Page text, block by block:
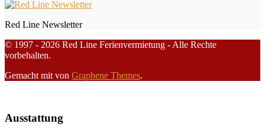
Red Line Newsletter
© 1997 - 2026 Red Line Ferienvermietung - Alle Rechte
vorbehalten.
Gemacht mit von Graphene Themes.
Ausstattung